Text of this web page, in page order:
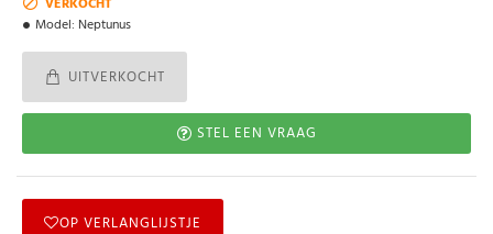
VERKOCHT
Model: Neptunus
UITVERKOCHT
STEL EEN VRAAG
OP VERLANGLIJSTJE